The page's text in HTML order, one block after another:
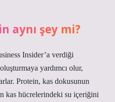
aynı şey mi?
Insider’a verdiği
yardımcı olur,
Protein, kas dokusunun
kas hücrelerindeki su içeriğini